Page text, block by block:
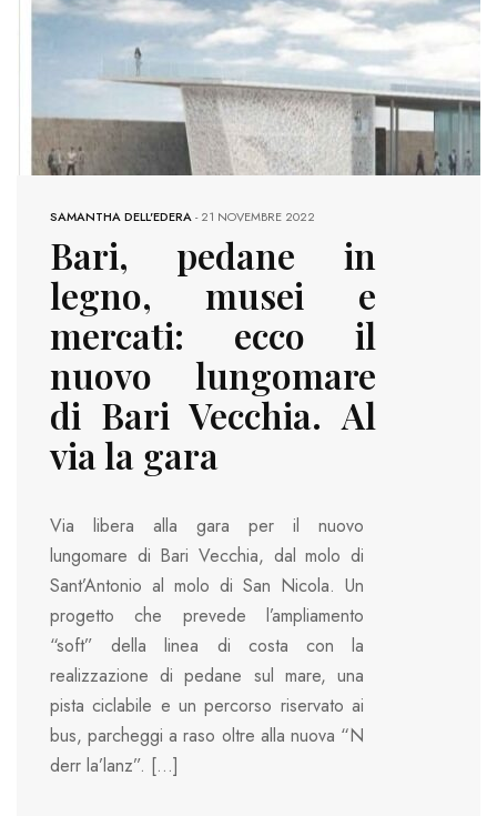
SAMANTHA DELL'EDERA-21 NOVEMBRE 2022
Bari, pedane in
legno, musei e
mercati: ecco il
nuovo lungomare
di Bari Vecchia. Al
via la gara
Via libera alla gara per il nuovo
lungomare di Bari Vecchia, dal molo di
Sant’Antonio al molo di San Nicola. Un
progetto che prevede l’ampliamento
“soft” della linea di costa con la
realizzazione di pedane sul mare, una
pista ciclabile e un percorso riservato ai
bus, parcheggi a raso oltre alla nuova “N
derr la’lanz”. […]